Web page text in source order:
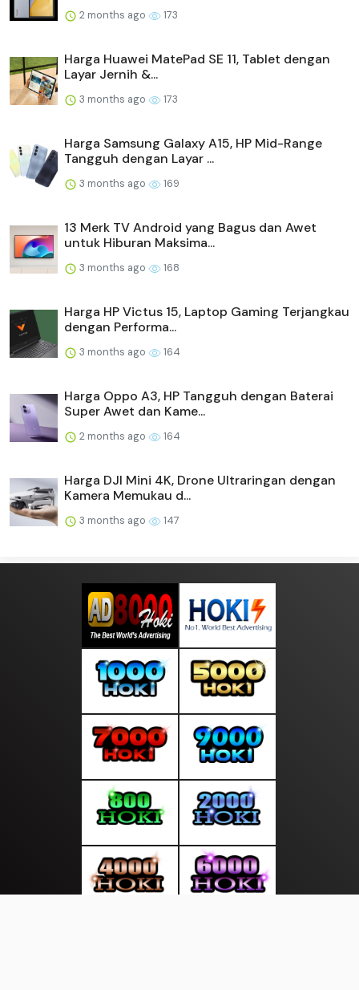
2 months ago 173
Harga Huawei MatePad SE 11, Tablet dengan
Layar Jernih &...
3 months ago 173
Harga Samsung Galaxy A15, HP Mid-Range
Tangguh dengan Layar ...
3 months ago 169
13 Merk TV Android yang Bagus dan Awet
untuk Hiburan Maksima...
3 months ago 168
Harga HP Victus 15, Laptop Gaming Terjangkau
dengan Performa...
3 months ago 164
Harga Oppo A3, HP Tangguh dengan Baterai
Super Awet dan Kame...
2 months ago 164
Harga DJI Mini 4K, Drone Ultraringan dengan
Kamera Memukau d...
3 months ago 147